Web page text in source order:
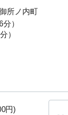
所ノ内町
）
）
円)